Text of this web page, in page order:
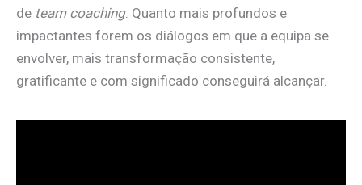
de team coaching. Quanto mais profundos e
impactantes forem os diálogos em que a equipa se
envolver, mais transformação consistente,
gratificante e com significado conseguirá alcançar.